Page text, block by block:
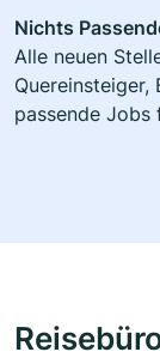
Nichts
Alle neuen
passende Jobs